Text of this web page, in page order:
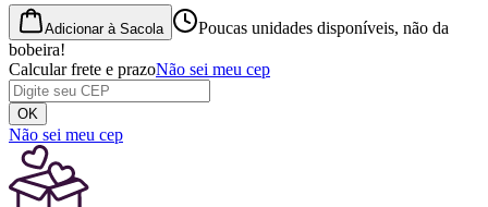
Adicionar à Sacola
Poucas unidades disponíveis, não da
bobeira!
Calcular frete e prazoNão sei meu cep
OK
Não sei meu cep